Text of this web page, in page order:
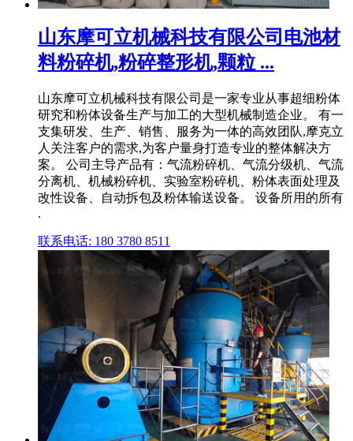
山东摩可立机械科技有限公司电池材
料粉碎机,粉碎整形机,颗粒 ...
山东摩可立机械科技有限公司是一家专业从事超细粉体
研究和粉体设备生产与加工的大型机械制造企业。 有一
支集研发、生产、销售、服务为一体的高效团队,摩克立
人关注客户的需求,为客户量身打造专业的整体解决方
案。 公司主导产品有：气流粉碎机、气流分级机、气流
分离机、机械粉碎机、实验室粉碎机、粉体表面处理及
改性设备、自动拆包及粉体输送设备。 设备所用的所有
.
联系电话: 180 3780 8511